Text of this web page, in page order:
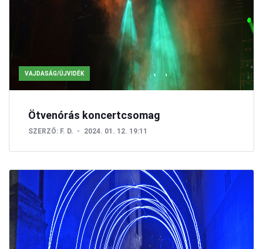
VAJDASÁG/ÚJVIDÉK
Ötvenórás koncertcsomag
SZERZŐ: F. D. 2024. 01. 12. 19:11